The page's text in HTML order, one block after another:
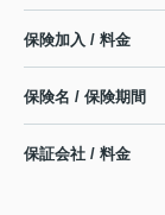
保険加入 / 料金
保険名 / 保険期間
保証会社 / 料金